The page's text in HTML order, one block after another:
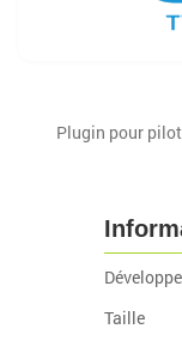
Plugin pour
Taille